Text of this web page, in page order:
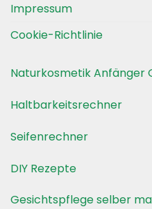
Impressum
Cookie-Richtlinie
Naturkosmetik Anfänger
Haltbarkeitsrechner
Seifenrechner
DIY Rezepte
Gesichtspflege selber